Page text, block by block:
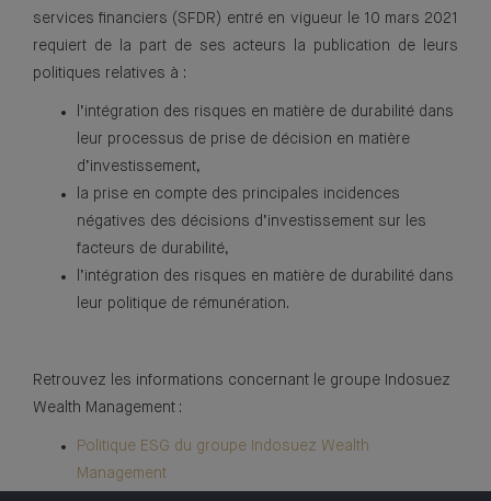
services financiers (SFDR) entré en vigueur le 10 mars 2021
requiert de la part de ses acteurs la publication de leurs
politiques relatives à :
l’intégration des risques en matière de durabilité dans
leur processus de prise de décision en matière
d’investissement,
la prise en compte des principales incidences
négatives des décisions d’investissement sur les
facteurs de durabilité,
l’intégration des risques en matière de durabilité dans
leur politique de rémunération.
Retrouvez les informations concernant le groupe Indosuez
Wealth Management :
Politique ESG du groupe Indosuez Wealth
Management